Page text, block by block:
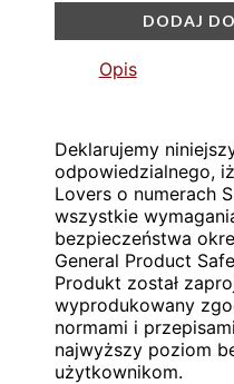
DODAJ
Opis
Deklarujemy
odpowiedzialnego,
Lovers o numerach
wszystkie
bezpieczeństwa
General Product
Produkt został
wyprodukowany
normami i
najwyższy poziom
użytkownikom.